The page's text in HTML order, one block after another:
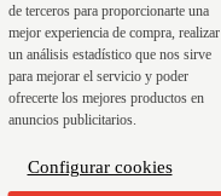
de terceros para proporcionarte una
mejor experiencia de compra, realizar
un análisis estadístico que nos sirve
para mejorar el servicio y poder
ofrecerte los mejores productos en
anuncios publicitarios.
Configurar cookies